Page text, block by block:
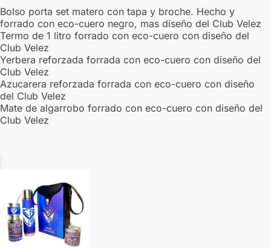
Bolso porta set matero con tapa y broche. Hecho y
forrado con eco-cuero negro, mas diseño del Club Velez
Termo de 1 litro forrado con eco-cuero con diseño del
Club Velez
Yerbera reforzada forrada con eco-cuero con diseño del
Club Velez
Azucarera reforzada forrada con eco-cuero con diseño
del Club Velez
Mate de algarrobo forrado con eco-cuero con diseño del
Club Velez
Cart